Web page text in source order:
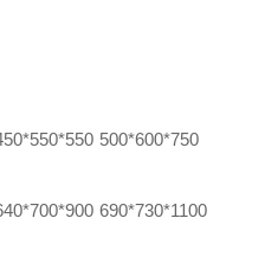
500*600*750
690*730*1100